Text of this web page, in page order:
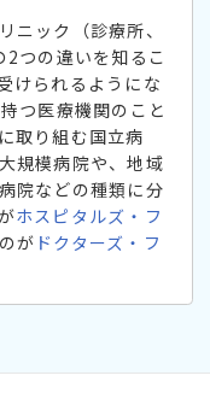
ニック（診療所、
つの違いを知るこ
けられるようにな
つ医療機関のこと
取り組む国立病
規模病院や、地域
院などの種類に分
ホスピタルズ・フ
が ドクターズ・フ